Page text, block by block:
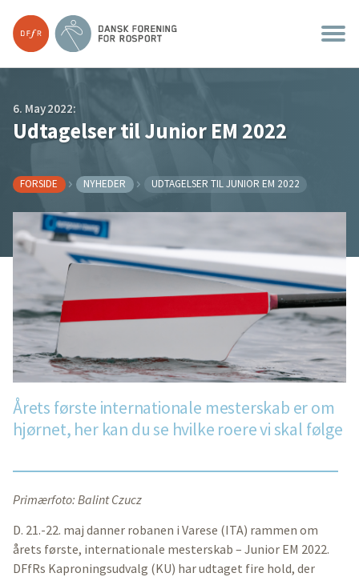
6. May 2022:
Udtagelser til Junior EM 2022
FORSIDE NYHEDER UDTAGELSER TIL JUNIOR EM 2022
Årets første internationale mesterskab er om
hjørnet, her kan du se hvilke roere vi skal følge
Primærfoto: Balint Czucz
D. 21.-22. maj danner robanen i Varese (ITA) rammen om
årets første, internationale mesterskab – Junior EM 2022.
DFfRs Kaproningsudvalg (KU) har udtaget fire hold, der